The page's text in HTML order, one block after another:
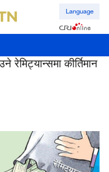
Language
रेमिट्यान्समा कीर्तिमान